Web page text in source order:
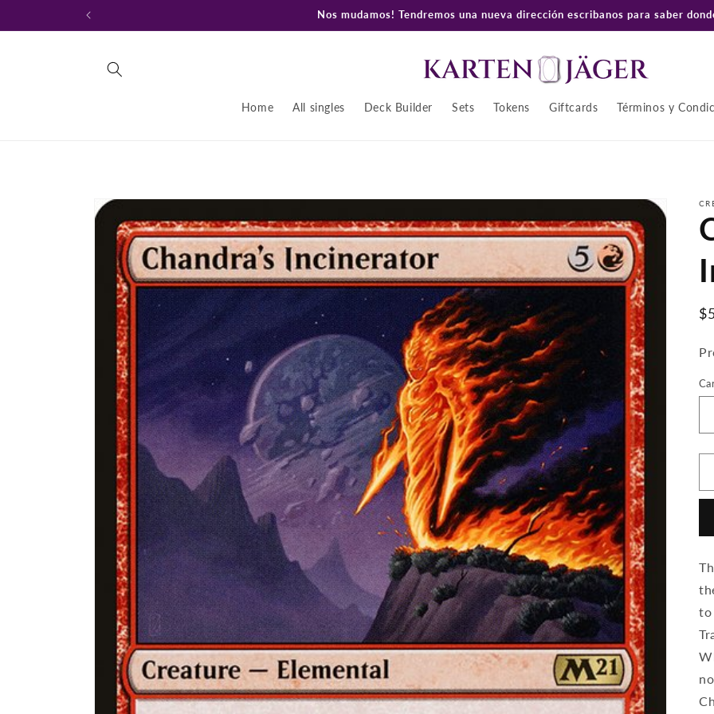
directamente
al contenido
Nos mudamos! Tendremos una nueva dirección escribanos para saber
Home All singles Deck Builder Sets Tokens Giftcards Términos y
directamente
información
del producto
to